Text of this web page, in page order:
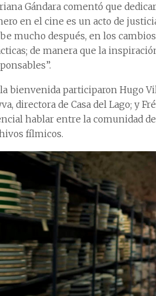
Gándara comentó que
en el cine es un acto de
mucho después, en los
de manera que la
bienvenida participaron Hugo
directora de Casa del Lago; y
hablar entre la comunidad
fílmicos.